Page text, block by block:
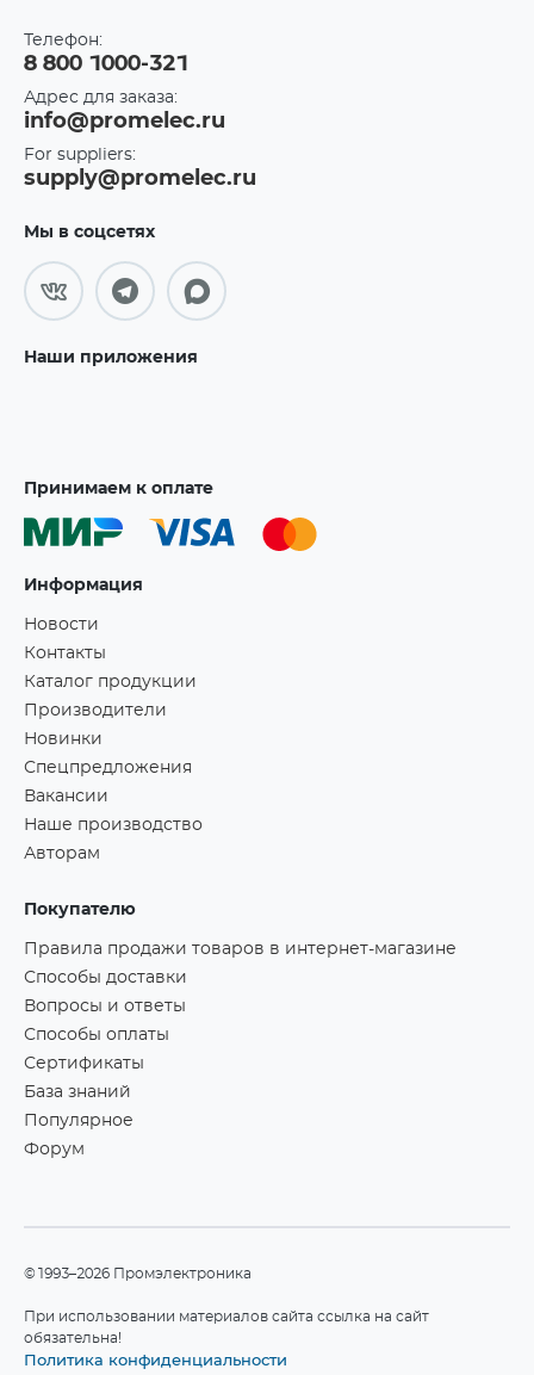
Телефон:
8 800 1000-321
Адрес для заказа:
info@promelec.ru
For suppliers:
supply@promelec.ru
Мы в соцсетях
Наши приложения
Принимаем к оплате
Информация
Новости
Контакты
Каталог продукции
Производители
Новинки
Спецпредложения
Вакансии
Наше производство
Авторам
Покупателю
Правила продажи товаров в интернет-магазине
Способы доставки
Вопросы и ответы
Способы оплаты
Сертификаты
База знаний
Популярное
Форум
©1993–2026 Промэлектроника
При использовании материалов сайта ссылка на сайт
обязательна!
Политика конфиденциальности